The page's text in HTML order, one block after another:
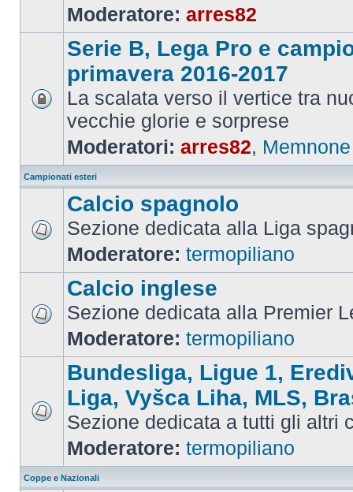
Moderatore: arres82
Serie B, Lega Pro e
primavera 2016-2017
La scalata verso il vertice tra
vecchie glorie e sorprese
Moderatori: arres82, Memnone
Campionati esteri
Calcio spagnolo
Sezione dedicata alla Liga
Moderatore: termopiliano
Calcio inglese
Sezione dedicata alla Premier
Moderatore: termopiliano
Bundesliga, Ligue 1,
Liga, Vyšca Liha, MLS,
Sezione dedicata a tutti gli altri
Moderatore: termopiliano
Coppe e Nazionali